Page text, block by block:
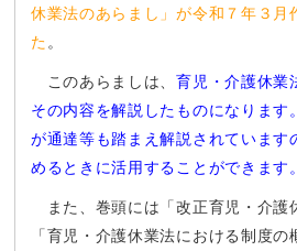
休業法のあらまし」が令和７年３月
た 。
このあらましは、育児・介護休業
その内容を解説したものになります
が通達等も踏まえ解説されています
めるときに活用することができます。
また、巻頭には「改正育児・介護
「育児・介護休業法における制度